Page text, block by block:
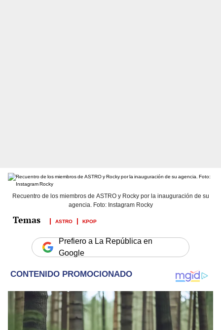
Recuentro de los miembros de ASTRO y Rocky por la inauguración de su
agencia. Foto: Instagram Rocky
ASTRO KPOP
Prefiero a La República en
Google